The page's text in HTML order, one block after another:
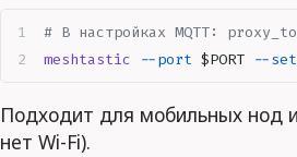
# В настройках MQTT:
meshtastic --port $PORT --set
Подходит для мобильных нод
нет Wi-Fi).